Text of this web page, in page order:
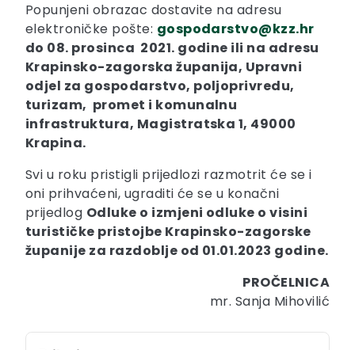
Popunjeni obrazac dostavite na adresu
elektroničke pošte: gospodarstvo@kzz.hr
do 08. prosinca 2021. godine ili na adresu
Krapinsko-zagorska županija, Upravni
odjel za gospodarstvo, poljoprivredu,
turizam, promet i komunalnu
infrastruktura, Magistratska 1, 49000
Krapina.
Svi u roku pristigli prijedlozi razmotrit će se i
oni prihvaćeni, ugraditi će se u konačni
prijedlog Odluke o izmjeni odluke o visini
turističke pristojbe Krapinsko-zagorske
županije za razdoblje od 01.01.2023 godine.
PROČELNICA
mr. Sanja Mihovilić